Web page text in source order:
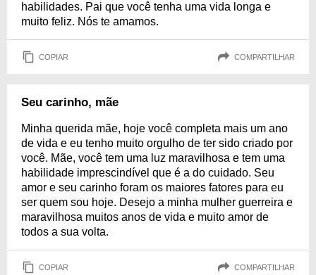
habilidades. Pai que você tenha uma vida longa e
muito feliz. Nós te amamos.
COPIAR COMPARTILHAR
Seu carinho, mãe
Minha querida mãe, hoje você completa mais um ano
de vida e eu tenho muito orgulho de ter sido criado por
você. Mãe, você tem uma luz maravilhosa e tem uma
habilidade imprescindível que é a do cuidado. Seu
amor e seu carinho foram os maiores fatores para eu
ser quem sou hoje. Desejo a minha mulher guerreira e
maravilhosa muitos anos de vida e muito amor de
todos a sua volta.
COPIAR COMPARTILHAR